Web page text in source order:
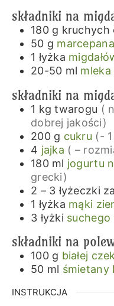
składniki na
180 g kruchych
50 g marcepana
1 łyżka
20-50 ml mleka
składniki na
1 kg twarogu (
dobrej jakości)
200 g cukru (-
4 jajka ( –
180 ml jogurtu
grecki)
2 – 3 łyżeczki
1 łyżka mąki
3 łyżki suchego
składniki na
100 g białej
50 ml śmietany
INSTRUKCJA